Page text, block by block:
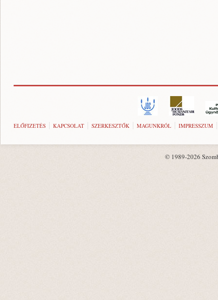
ELŐFIZETÉS KAPCSOLAT SZERKESZTŐK MAGUNKRÓL IMPRESSZUM
© 1989-2026